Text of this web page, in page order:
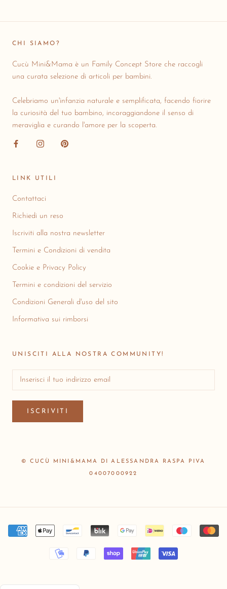
CHI SIAMO?
Cucù Mini&Mama è un Family Concept Store che raccogli
una curata selezione di articoli per bambini.
Celebriamo un'infanzia naturale e semplificata, facendo fiorire
la curiosità del tuo bambino, incoraggiandone il senso di
meraviglia e curando l'amore per la scoperta.
LINK UTILI
Contattaci
Richiedi un reso
Iscriviti alla nostra newsletter
Termini e Condizioni di vendita
Cookie e Privacy Policy
Termini e condizioni del servizio
Condizioni Generali d'uso del sito
Informativa sui rimborsi
UNISCITI ALLA NOSTRA COMMUNITY!
ISCRIVITI
© CUCÙ MINI&MAMA DI ALESSANDRA RASPA PIVA
04007000922